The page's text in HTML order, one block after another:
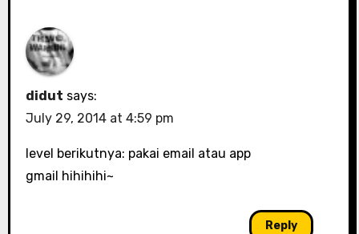
didut says:
July 29, 2014 at 4:59 pm
level berikutnya: pakai email atau app
gmail hihihihi~
Reply